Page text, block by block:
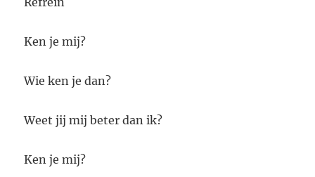
Ken je mij?
Wie ken je dan?
Weet jij mij beter dan ik?
Ken je mij?